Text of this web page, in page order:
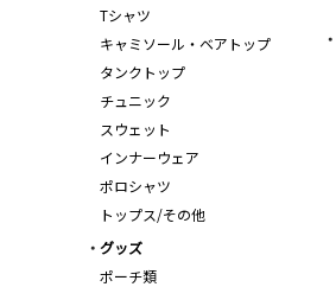
Tシャツ
キャミソール・ベアトップ
タンクトップ
チュニック
スウェット
インナーウェア
ポロシャツ
トップス/その他
グッズ
ポーチ類